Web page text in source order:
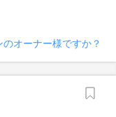
オーナー様ですか？